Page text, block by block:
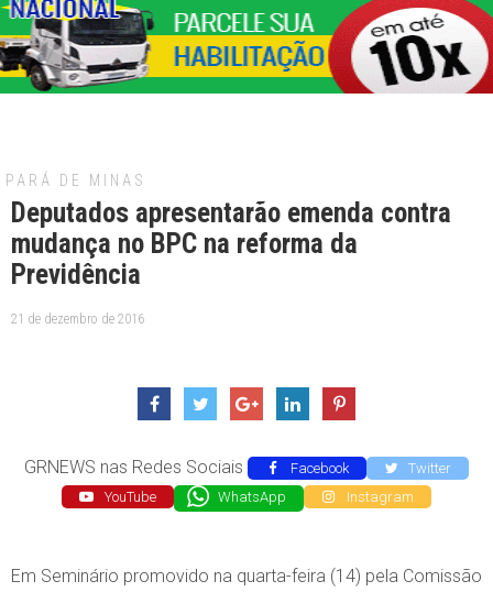
PARÁ DE MINAS
Deputados apresentarão emenda contra
mudança no BPC na reforma da
Previdência
21 de dezembro de 2016
GRNEWS nas Redes Sociais Facebook
Twitter
YouTube
WhatsApp Instagram
Em Seminário promovido na quarta-feira (14) pela Comissão